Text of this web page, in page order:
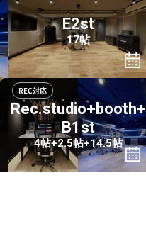
E2st
17帖
REC対応
Rec.studio+booth+
B1st
4帖+2.5帖+14.5帖